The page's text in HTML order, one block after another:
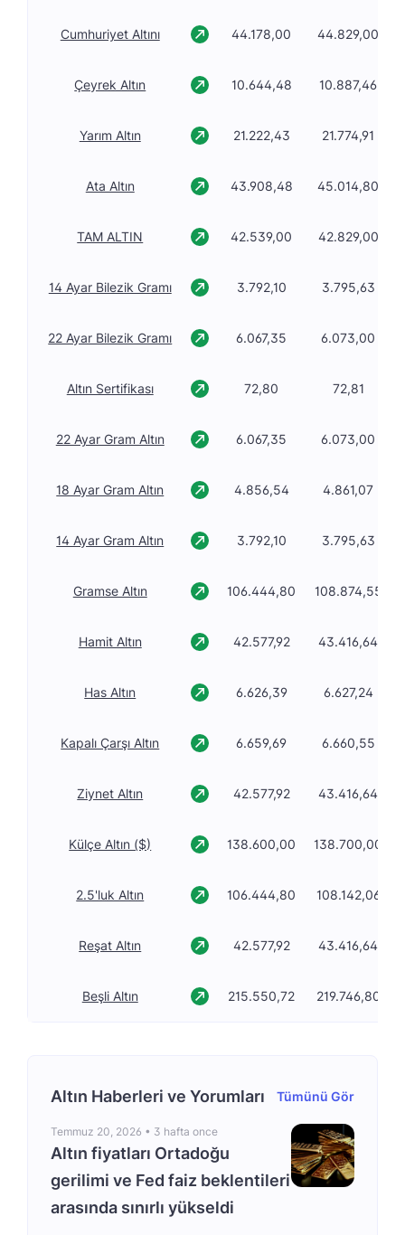
Cumhuriyet Altını 44.178,00 44.829,00
Çeyrek Altın 10.644,48 10.887,46
Yarım Altın 21.222,43 21.774,91
Ata Altın 43.908,48 45.014,80
TAM ALTIN 42.539,00 42.829,00
14 Ayar Bilezik Gramı 3.792,10 3.795,63
22 Ayar Bilezik Gramı 6.067,35 6.073,00
Altın Sertifikası 72,80 72,81
22 Ayar Gram Altın 6.067,35 6.073,00
18 Ayar Gram Altın 4.856,54 4.861,07
14 Ayar Gram Altın 3.792,10 3.795,63
Gramse Altın 106.444,80 108.874,55
Hamit Altın 42.577,92 43.416,64
Has Altın 6.626,39 6.627,24
Kapalı Çarşı Altın 6.659,69 6.660,55
Ziynet Altın 42.577,92 43.416,64
Külçe Altın ($) 138.600,00 138.700,00
2.5'luk Altın 106.444,80 108.142,06
Reşat Altın 42.577,92 43.416,64
Beşli Altın 215.550,72 219.746,80
Altın Haberleri ve Yorumları Tümünü Gör
Temmuz 20, 2026 • 3 hafta once
Altın fiyatları Ortadoğu
gerilimi ve Fed faiz beklentileri
arasında sınırlı yükseldi